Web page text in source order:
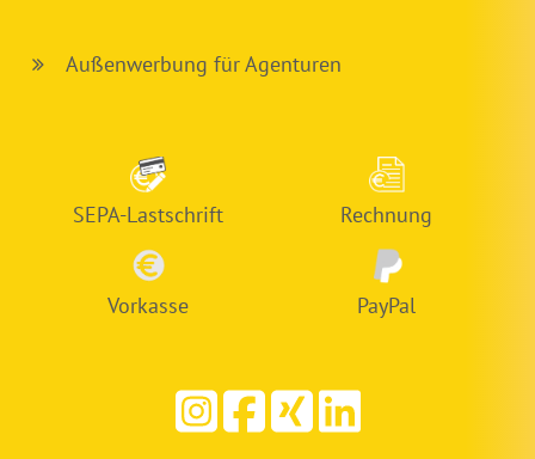
Außenwerbung für Agenturen
SEPA-Lastschrift Rechnung
Vorkasse PayPal